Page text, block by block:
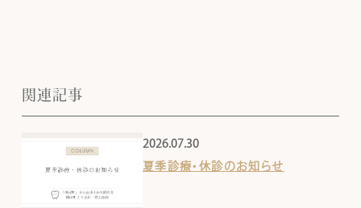
関連記事
2026.07.30
夏季診療・休診のお知らせ